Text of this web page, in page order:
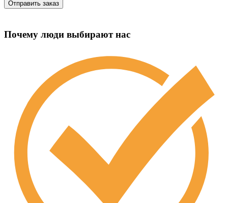
Почему люди выбирают нас